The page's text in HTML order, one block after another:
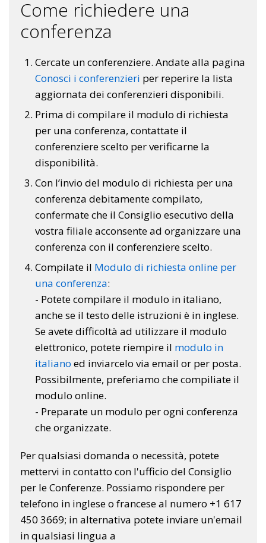
Come richiedere una
conferenza
Cercate un conferenziere. Andate alla pagina
Conosci i conferenzieri per reperire la lista
aggiornata dei conferenzieri disponibili.
Prima di compilare il modulo di richiesta
per una conferenza, contattate il
conferenziere scelto per verificarne la
disponibilità.
Con l’invio del modulo di richiesta per una
conferenza debitamente compilato,
confermate che il Consiglio esecutivo della
vostra filiale acconsente ad organizzare una
conferenza con il conferenziere scelto.
Compilate il Modulo di richiesta online per
una conferenza:
- Potete compilare il modulo in italiano,
anche se il testo delle istruzioni è in inglese.
Se avete difficoltà ad utilizzare il modulo
elettronico, potete riempire il modulo in
italiano ed inviarcelo via email or per posta.
Possibilmente, preferiamo che compiliate il
modulo online.
- Preparate un modulo per ogni conferenza
che organizzate.
Per qualsiasi domanda o necessità, potete
mettervi in contatto con l'ufficio del Consiglio
per le Conferenze. Possiamo rispondere per
telefono in inglese o francese al numero +1 617
450 3669; in alternativa potete inviare un'email
in qualsiasi lingua a